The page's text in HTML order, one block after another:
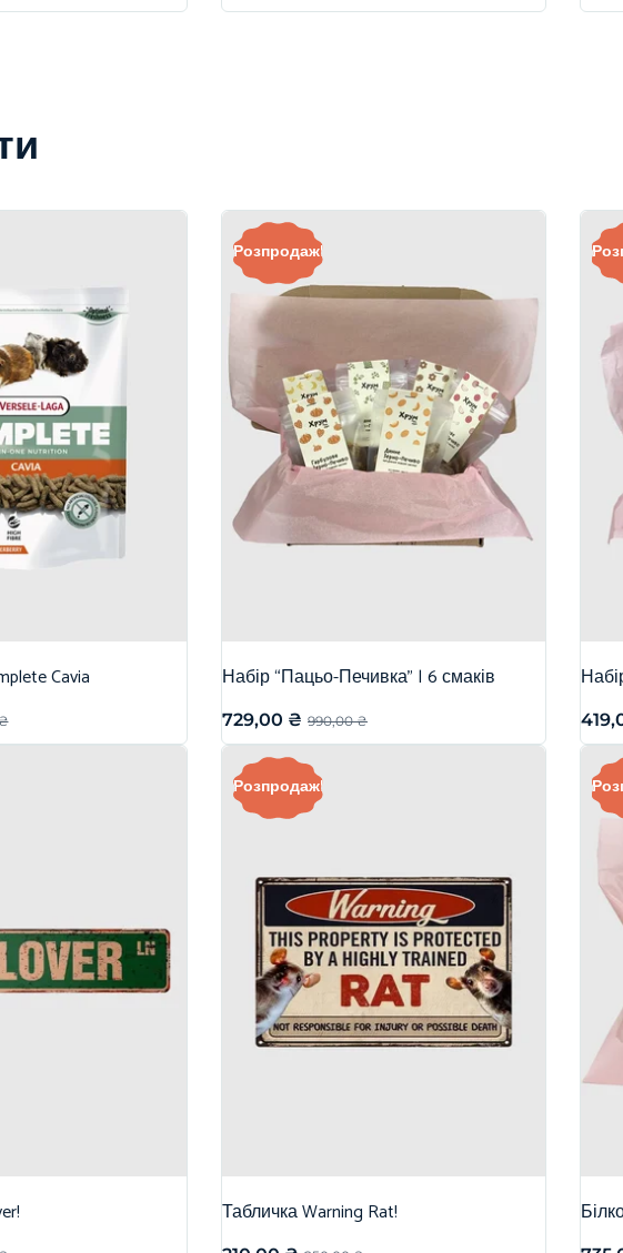
Cavia
Розпродаж!
Набір “Пацьо-Печивка” | 6 смаків
990,00₴
729,00 ₴
Розпродаж!
Табличка Warning Rat!